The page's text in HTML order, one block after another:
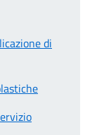
di